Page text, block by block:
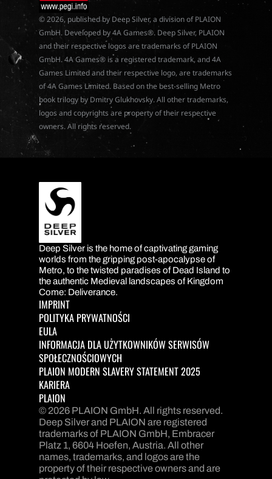
DEEP SILVER
Deep Silver is the home of captivating gaming
worlds from the gripping post-apocalypse of
Metro, to the twisted paradises of Dead Island to
the authentic Medieval landscapes of Kingdom
Come: Deliverance.
IMPRINT
POLITYKA PRYWATNOŚCI
EULA
INFORMACJA DLA UŻYTKOWNIKÓW SERWISÓW
SPOŁECZNOŚCIOWYCH
PLAION MODERN SLAVERY STATEMENT 2025
KARIERA
PLAION
© 2026 PLAION GmbH. All rights reserved.
Deep Silver and PLAION are registered
trademarks of PLAION GmbH, Embracer
Platz 1, 6604 Hoefen, Austria. All other
names, trademarks, and logos are the
property of their respective owners and are
© 2026, published by Deep Silver, a division of PLAION
GmbH. Developed by 4A Games®. Deep Silver, PLAION
and their respective logos are trademarks of PLAION
GmbH. 4A Games® is a registered trademark, and 4A
Games Limited and their respective logo, are trademarks
of 4A Games Limited. Based on the best-selling Metro
book trilogy by Dmitry Glukhovsky. All other trademarks,
logos and copyrights are property of their respective
owners. All rights reserved.